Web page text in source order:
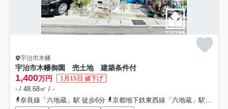
宇治市木幡
宇治市木幡御園 売土地 建築条件付
1,400万円 1月15日 値下げ
- / 48.68㎡ / -
奈良線「六地蔵」駅 徒歩6分
京都地下鉄東西線「六地蔵」駅 徒歩7分